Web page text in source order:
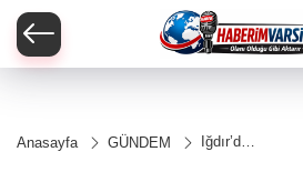
Anasayfa GÜNDEM
Iğdır’da